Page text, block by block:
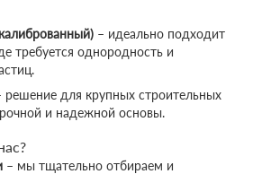
– идеально подходит
требуется однородность и
решение для крупных строительных
и надежной основы.
– мы тщательно отбираем и